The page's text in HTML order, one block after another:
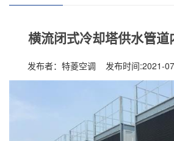
横流闭式冷却塔供水管道
发布者：特菱空调 发布时间:2021-